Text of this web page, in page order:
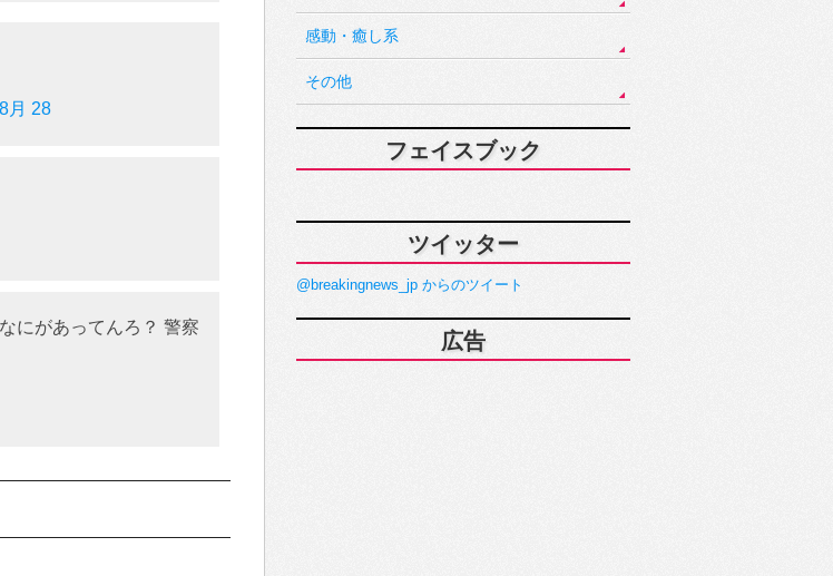
月 28
にがあってんろ？ 警察
感動・癒し系
その他
フェイスブック
ツイッター
@breakingnews_jp からのツイート
広告